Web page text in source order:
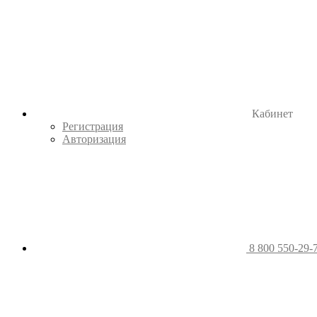
Кабинет
Регистрация
Авторизация
8 800 550-29-